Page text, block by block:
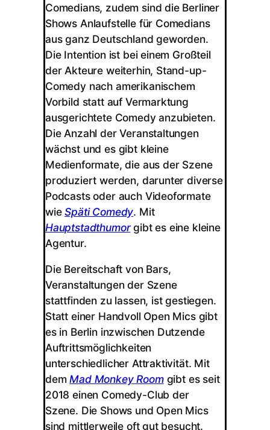
Comedians, zudem sind die Berliner
Shows Anlaufstelle für Comedians
aus ganz Deutschland geworden.
Die Intention ist bei einem Großteil
der Akteure weiterhin, Stand-up-
Comedy nach amerikanischem
Vorbild statt auf Vermarktung
ausgerichtete Comedy anzubieten.
Die Anzahl der Veranstaltungen
wächst und es gibt kleine
Medienformate, die aus der Szene
produziert werden, darunter diverse
Podcasts oder auch Videoformate
wieSpäti Comedy. Mit
Hauptstadthumorgibt es eine kleine
Agentur.
Die Bereitschaft von Bars,
Veranstaltungen der Szene
stattfinden zu lassen, ist gestiegen.
Statt einer Handvoll Open Mics gibt
es in Berlin inzwischen Dutzende
Auftrittsmöglichkeiten
unterschiedlicher Attraktivität. Mit
demMad Monkey Roomgibt es seit
2018 einen Comedy-Club der
Szene. Die Shows und Open Mics
sind mittlerweile oft gut besucht.